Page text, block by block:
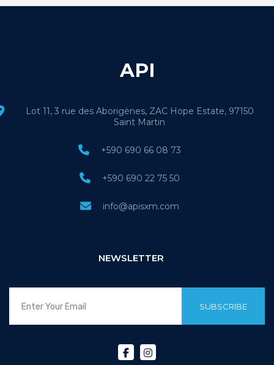
API
Lot 11, 3 rue des Aborigènes, ZAC Hope Estate, 97150
Saint Martin
+590 690 66 08 73
+590 690 22 75 50
info@apisxm.com
NEWSLETTER
SUBSCRIBE